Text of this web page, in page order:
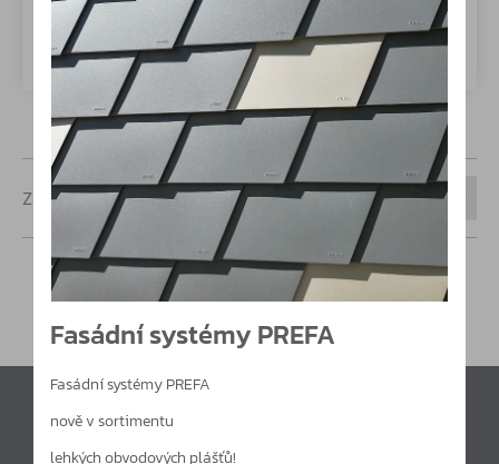
Fasádní systémy PREFA
Fasádní systémy PREFA
nově v sortimentu
lehkých obvodových plášťů!
Kyvná hrazda
GEZE
Oltre Bar
Zobrazeno 12 na stránce